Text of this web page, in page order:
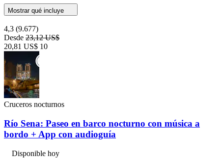
Mostrar qué incluye
4,3 (9.677)
Desde 23,12 US$
20,81 US$ 10
Cruceros nocturnos
Río Sena: Paseo en barco nocturno con música a
bordo + App con audioguía
Disponible hoy